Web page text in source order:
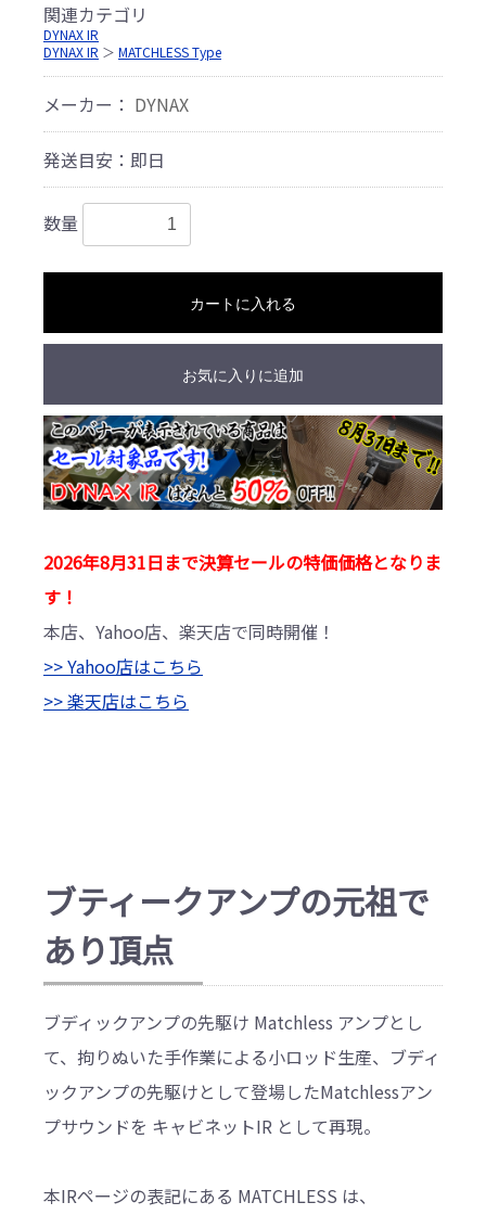
関連カテゴリ
DYNAX IR
DYNAX IR ＞ MATCHLESS Type
メーカー： DYNAX
発送目安：即日
数量
カートに入れる
お気に入りに追加
2026年8月31日まで決算セールの特価価格となりま
す！
本店、Yahoo店、楽天店で同時開催！
>> Yahoo店はこちら
>> 楽天店はこちら
ブティークアンプの元祖で
あり頂点
ブディックアンプの先駆け Matchless アンプとし
て、拘りぬいた手作業による小ロッド生産、ブディ
ックアンプの先駆けとして登場したMatchlessアン
プサウンドを キャビネットIR として再現。
本IRページの表記にある MATCHLESS は、